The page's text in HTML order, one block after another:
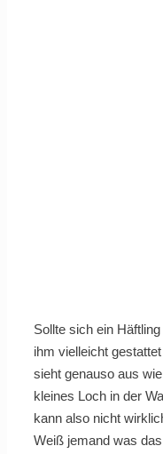
Sollte sich ein
ihm vielleicht
sieht genauso aus
kleines Loch in der
kann also nicht
Weiß jemand was